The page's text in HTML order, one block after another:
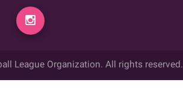
League Organization. All rights reserved.